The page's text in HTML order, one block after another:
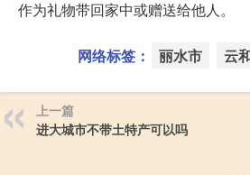
作为礼物带回家中或赠送给他人。
网络标签： 丽水市 云
上一篇
进大城市不带土特产可以吗